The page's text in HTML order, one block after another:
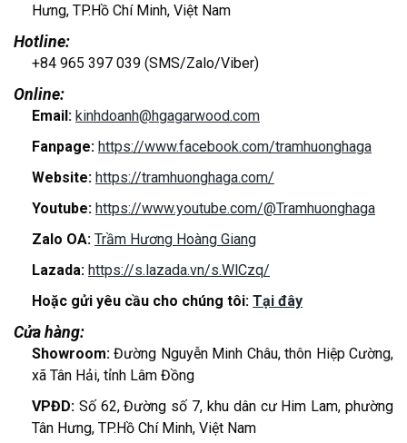
Hưng, TP.Hồ Chí Minh, Việt Nam
Hotline:
+84 965 397 039 (SMS/Zalo/Viber)
Online:
Email: kinhdoanh@hgagarwood.com
Fanpage: https://www.facebook.com/tramhuonghaga
Website: https://tramhuonghaga.com/
Youtube: https://www.youtube.com/@Tramhuonghaga
Zalo OA: Trầm Hương Hoàng Giang
Lazada: https://s.lazada.vn/s.WlCzq/
Hoặc gửi yêu cầu cho chúng tôi: Tại đây
Cửa hàng:
Showroom:Đường Nguyễn Minh Châu, thôn Hiệp Cường,
xã Tân Hải, tỉnh Lâm Đồng
VPĐD: Số 62, Đường số 7, khu dân cư Him Lam, phường
Tân Hưng, TP.Hồ Chí Minh, Việt Nam